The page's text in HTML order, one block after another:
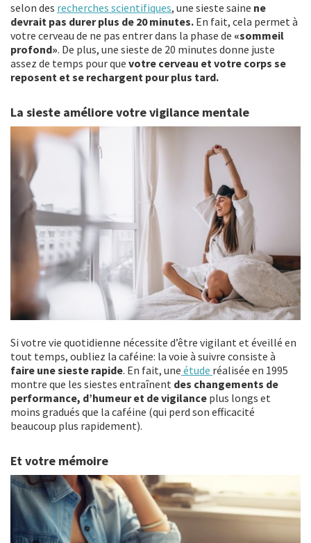
selon des recherches scientifiques, une sieste saine ne
devrait pas durer plus de 20 minutes. En fait, cela permet à
votre cerveau de ne pas entrer dans la phase de «sommeil
profond». De plus, une sieste de 20 minutes donne juste
assez de temps pour que votre cerveau et votre corps se
reposent et se rechargent pour plus tard.
La sieste améliore votre vigilance mentale
Si votre vie quotidienne nécessite d’être vigilant et éveillé en
tout temps, oubliez la caféine: la voie à suivre consiste à
faire une sieste rapide. En fait, une étude réalisée en 1995
montre que les siestes entraînent des changements de
performance, d’humeur et de vigilance plus longs et
moins gradués que la caféine (qui perd son efficacité
beaucoup plus rapidement).
Et votre mémoire